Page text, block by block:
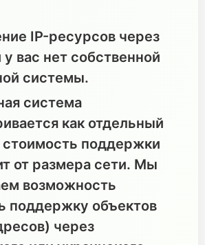
IP-ресурсов через
у вас нет собственной
системы.
система
как отдельный
стоимость поддержки
от размера сети. Мы
возможность
поддержку объектов
через